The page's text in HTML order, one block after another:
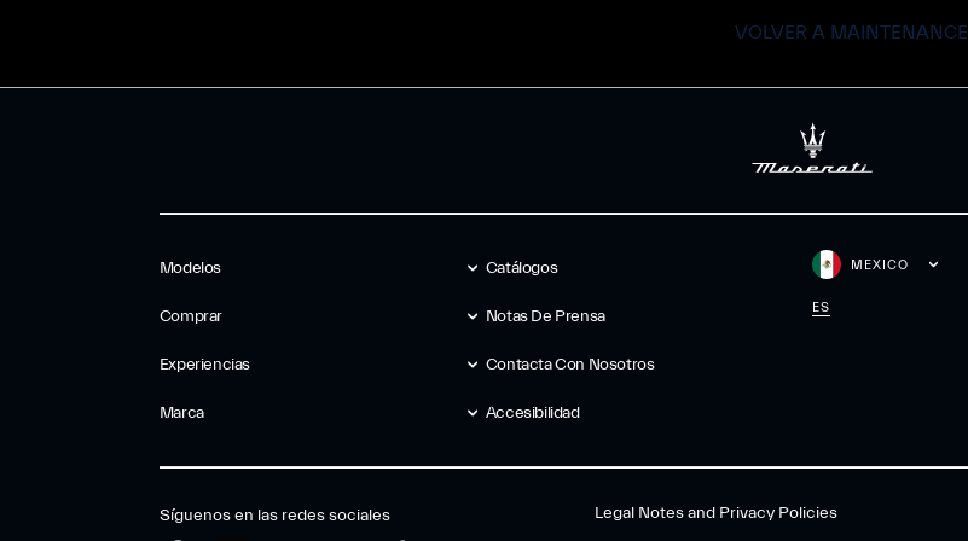
VOLVER A MAINTENANCE
Modelos
Comprar
Experiencias
Marca
Catálogos
Notas De Prensa
Contacta Con Nosotros
Accesibilidad
MEXICO
ES
Síguenos en las redes sociales Legal Notes and Privacy Policies